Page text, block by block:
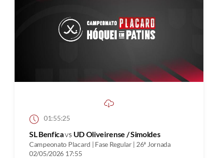
01:55:25
SL Benficavs UD Oliveirense / Simoldes
Campeonato Placard | Fase Regular | 26ª Jornada
02/05/2026 17:55